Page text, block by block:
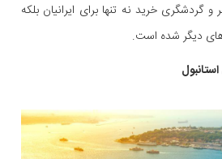
گردشگری خرید نه تنها برای ایرانیان بلکه
دیگر شده است.